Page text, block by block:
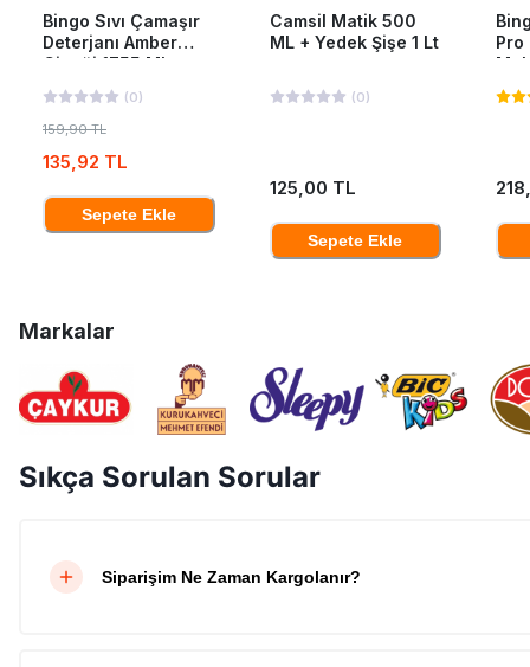
Bingo Sıvı Çamaşır
Deterjanı Amber
Çiçeği 1755 Ml
(0)
159,90 TL
135,92 TL
Sepete Ekle
Camsil Matik 500
ML + Yedek Şişe 1 Lt
(0)
125,00 TL
Sepete Ekle
Pro
Markalar
Sıkça Sorulan Sorular
Siparişim Ne Zaman Kargolanır?